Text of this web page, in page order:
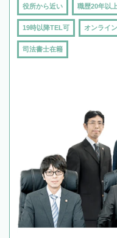
役所から近い 職歴20年以上
19時以降TEL可 オンライ
司法書士在籍